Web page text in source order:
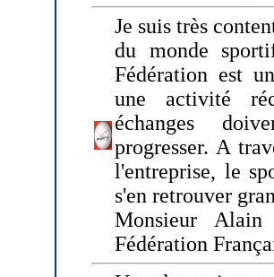
Je suis très
du monde
Fédération est
une activité
échanges
progresser. A
l'entreprise, le
s'en retrouver
Monsieur
Fédération